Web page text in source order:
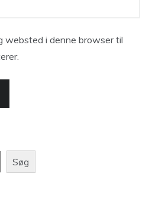
websted i denne browser til
Søg